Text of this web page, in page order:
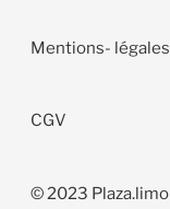
Mentions- légales
CGV
© 2023 Plaza.limo